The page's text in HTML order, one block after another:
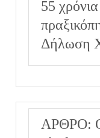
55
Δήλωση
ΑΡΘΡΟ: Ο